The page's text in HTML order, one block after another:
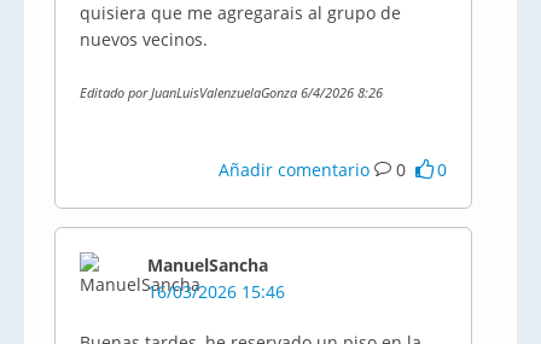
quisiera que me agregarais al grupo de
nuevos vecinos.
Editado por JuanLuisValenzuelaGonza 6/4/2026 8:26
Añadir comentario 0 0
ManuelSancha
16/03/2026 15:46